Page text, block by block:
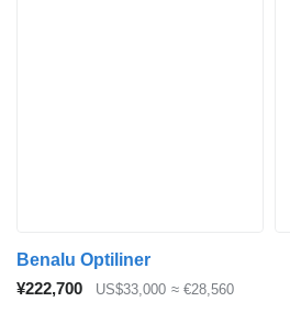
Benalu Optiliner
¥222,700
US$33,000 ≈ €28,560